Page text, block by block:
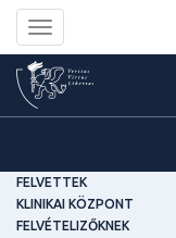
Toggle
navigation
FELVETTEK
KLINIKAI KÖZPONT
FELVÉTELIZŐKNEK